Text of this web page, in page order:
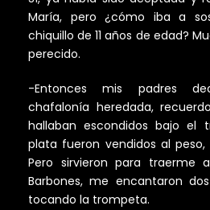
María, pero ¿cómo iba a
chiquillo de 11 años de edad?
perecido.
-Entonces mis padres
chafalonía heredada,
hallaban escondidos bajo el
plata fueron vendidos al
Pero sirvieron para traerme
Barbones, me encantaron
tocando la trompeta.